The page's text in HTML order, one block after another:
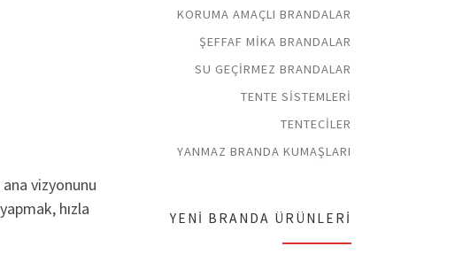
vizyonunu
hızla
KORUMA AMAÇLI BRANDALAR
ŞEFFAF MIKA BRANDALAR
SU GEÇIRMEZ BRANDALAR
TENTE SISTEMLERI
TENTECILER
YANMAZ BRANDA KUMAŞLARI
YENI BRANDA ÜRÜNLERI